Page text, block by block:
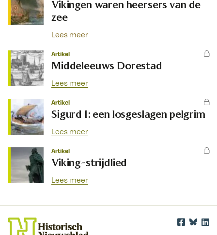
Vikingen waren heersers van de
zee
Lees meer
Artikel
Middeleeuws Dorestad
Lees meer
Artikel
Sigurd I: een losgeslagen pelgrim
Lees meer
Artikel
Viking-strijdlied
Lees meer